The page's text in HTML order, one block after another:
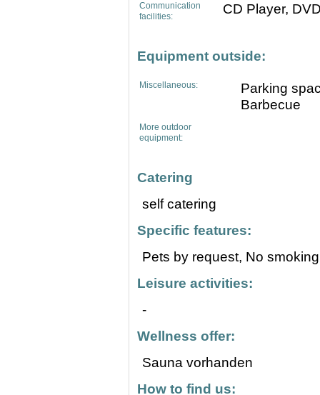
Communication
facilities:
CD Player,
Equipment outside:
Miscellaneous:
Parking
Barbecue
More outdoor
equipment:
Catering
self catering
Specific features:
Pets by request, No
Leisure activities:
-
Wellness offer:
Sauna vorhanden
How to find us: